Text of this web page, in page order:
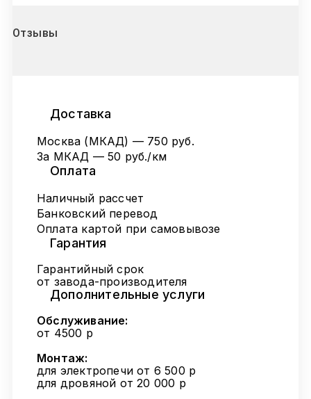
Отзывы
Доставка
Москва (МКАД) — 750 руб.
За МКАД — 50 руб./км
Оплата
Наличный рассчет
Банковский перевод
Оплата картой при самовывозе
Гарантия
Гарантийный срок
от завода-производителя
Дополнительные услуги
Обслуживание:
от 4500 р
Монтаж:
для электропечи от 6 500 р
для дровяной от 20 000 р